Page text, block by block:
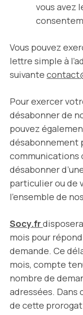
vous avez
Vous pouvez
lettre simple à
suivante
Pour exercer
désabonner de
pouvez
désabonnement
communications
désabonner
particulier ou de
l’ensemble de
Socy.fr
mois pour
demande. Ce
mois, compte
nombre de
adressées. Dans
de cette